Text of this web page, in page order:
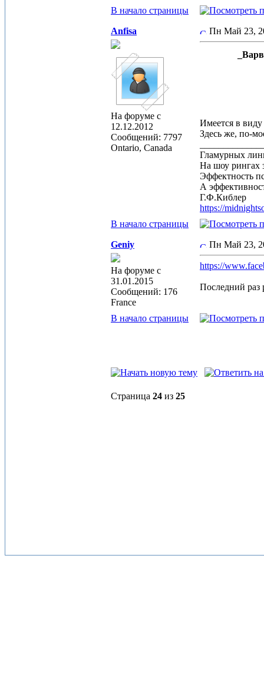
В начало страницы
Anfisa
На форуме с
12.12.2012
Сообщений: 7797
Ontario, Canada
Пн Май 23,
Имеется в
Здесь же, по-
Гламурных
На шоу рингах
Эффектность
А
Г.Ф.Киблер
https://
В начало страницы
Geniy
На форуме с
31.01.2015
Сообщений: 176
France
Пн Май 23,
https://
Последний раз
В начало страницы
Страница 24 из 25